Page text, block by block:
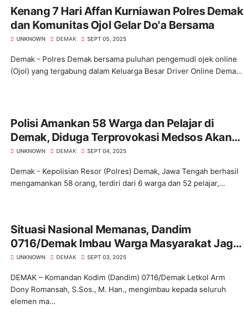
Kenang 7 Hari Affan Kurniawan Polres Demak
dan Komunitas Ojol Gelar Do'a Bersama
UNKNOWN DEMAK SEPT 05, 2025
Demak - Polres Demak bersama puluhan pengemudi ojek online
(Ojol) yang tergabung dalam Keluarga Besar Driver Online Dema...
Polisi Amankan 58 Warga dan Pelajar di
Demak, Diduga Terprovokasi Medsos Akan
Gelar Demo
UNKNOWN DEMAK SEPT 04, 2025
Demak - Kepolisian Resor (Polres) Demak, Jawa Tengah berhasil
mengamankan 58 orang, terdiri dari 6 warga dan 52 pelajar,...
Situasi Nasional Memanas, Dandim
0716/Demak Imbau Warga Masyarakat Jaga
Kondusifitas
UNKNOWN DEMAK SEPT 03, 2025
DEMAK – Komandan Kodim (Dandim) 0716/Demak Letkol Arm
Dony Romansah, S.Sos., M. Han., mengimbau kepada seluruh
elemen ma...